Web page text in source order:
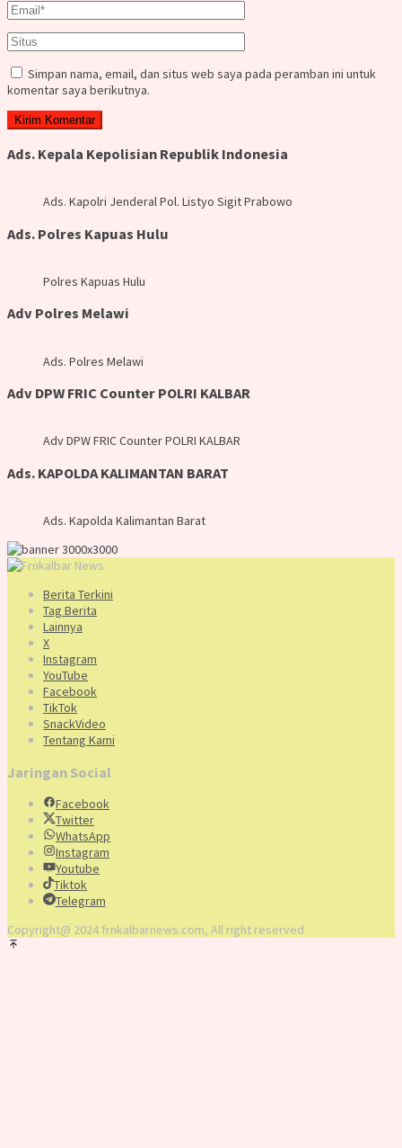
Simpan nama, email, dan situs web saya pada peramban ini untuk
komentar saya berikutnya.
Ads. Kepala Kepolisian Republik Indonesia
Ads. Kapolri Jenderal Pol. Listyo Sigit Prabowo
Ads. Polres Kapuas Hulu
Polres Kapuas Hulu
Adv Polres Melawi
Ads. Polres Melawi
Adv DPW FRIC Counter POLRI KALBAR
Adv DPW FRIC Counter POLRI KALBAR
Ads. KAPOLDA KALIMANTAN BARAT
Ads. Kapolda Kalimantan Barat
Berita Terkini
Tag Berita
Lainnya
X
Instagram
YouTube
Facebook
TikTok
SnackVideo
Tentang Kami
Jaringan Social
Facebook
Twitter
WhatsApp
Instagram
Youtube
Tiktok
Telegram
Copyright@ 2024 frnkalbarnews.com, All right reserved